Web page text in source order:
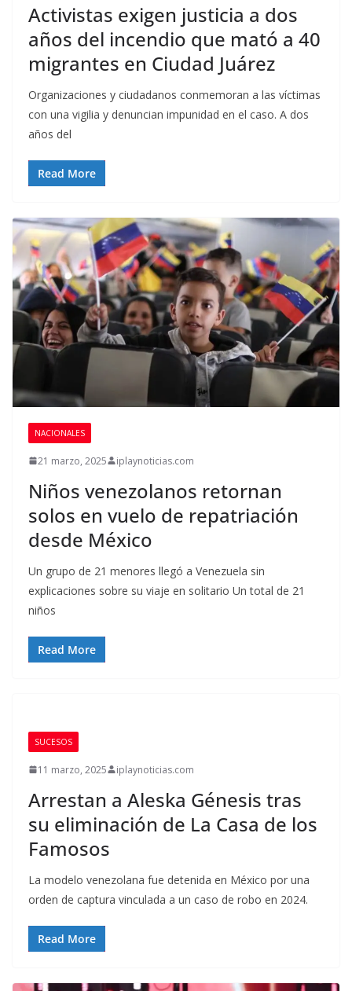
Activistas exigen justicia a dos
años del incendio que mató a 40
migrantes en Ciudad Juárez
Organizaciones y ciudadanos conmemoran a las víctimas
con una vigilia y denuncian impunidad en el caso. A dos
años del
Read More
NACIONALES
21 marzo, 2025 iplaynoticias.com
Niños venezolanos retornan
solos en vuelo de repatriación
desde México
Un grupo de 21 menores llegó a Venezuela sin
explicaciones sobre su viaje en solitario Un total de 21
niños
Read More
SUCESOS
11 marzo, 2025 iplaynoticias.com
Arrestan a Aleska Génesis tras
su eliminación de La Casa de los
Famosos
La modelo venezolana fue detenida en México por una
orden de captura vinculada a un caso de robo en 2024.
Read More